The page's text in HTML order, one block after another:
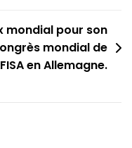
mondial pour son
mondial de
en Allemagne.